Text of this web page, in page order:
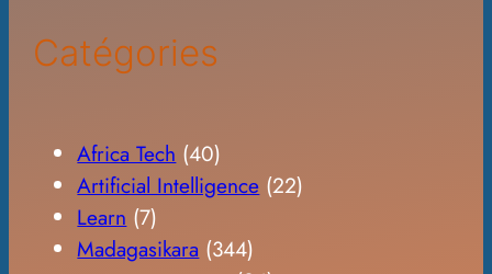
Catégories
Africa Tech (40)
Artificial Intelligence (22)
Learn (7)
Madagasikara (344)